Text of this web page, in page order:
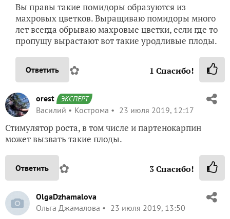
Вы правы такие помидоры образуются из
махровых цветков. Выращиваю помидоры много
лет всегда обрываю махровые цветки, если где то
пропущу вырастают вот такие уродливые плоды.
Ответить ✿ 1 Спасибо!
orest ЭКСПЕРТ
Василий Кострома 23 июля 2019, 12:17
Стимулятор роста, в том числе и партенокарпин
может вызвать такие плоды.
Ответить ✿ 3Спасибо!
OlgaDzhamalova
Ольга Джамалова
23 июля 2019, 13:50